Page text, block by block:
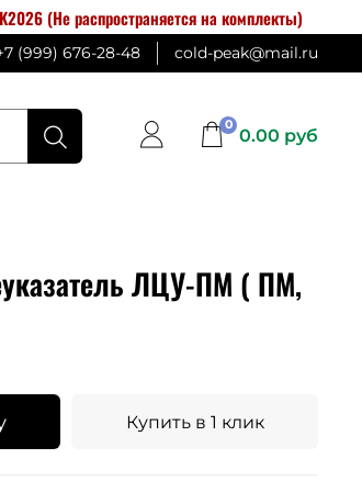
(Не распространяется на комплекты)
(999) 676-28-48 cold-peak@mail.ru
0 0.00 руб
ЛЦУ-ПМ ( ПМ,
Купить в 1 клик